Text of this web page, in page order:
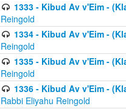
1333 - Kibud Av v'Eim -
Reingold
1334 - Kibud Av v'Eim -
Reingold
1335 - Kibud Av v'Eim -
Reingold
1336 - Kibud Av v'Eim -
Rabbi Eliyahu Reingold